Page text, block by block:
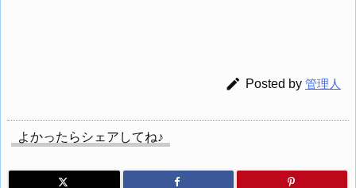
 Posted by 管理人
よかったらシェアしてね♪